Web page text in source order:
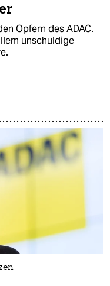
Opfern des ADAC.
unschuldige